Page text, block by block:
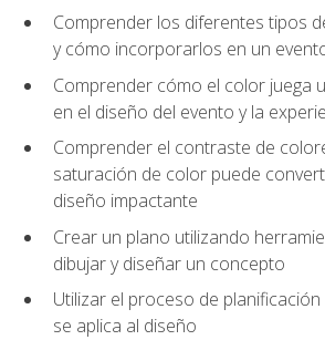
Comprender los diferentes tipos
y cómo incorporarlos en un
Comprender cómo el color juega
en el diseño del evento y la
Comprender el contraste de
saturación de color puede
diseño impactante
Crear un plano utilizando
dibujar y diseñar un concepto
Utilizar el proceso de
se aplica al diseño